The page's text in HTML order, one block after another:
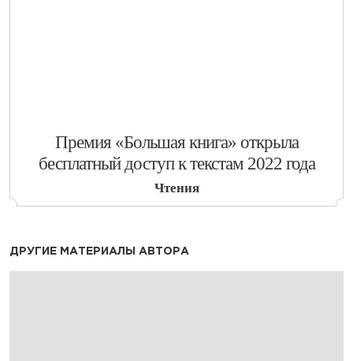
​Премия «Большая книга» открыла
бесплатный доступ к текстам 2022 года
Чтения
ДРУГИЕ МАТЕРИАЛЫ АВТОРА